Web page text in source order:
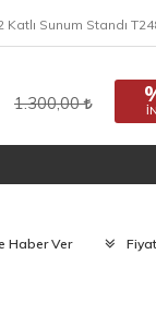
Sunum Standı
1.300,00
Haber Ver